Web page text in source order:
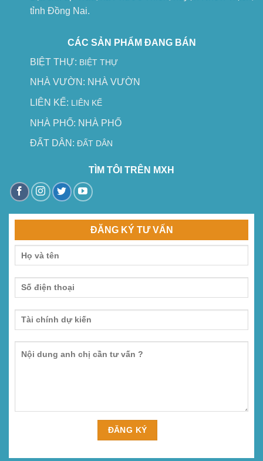
tỉnh Đồng Nai.
CÁC SẢN PHẨM ĐANG BÁN
BIỆT THỰ: BIỆT THỰ
NHÀ VƯỜN: NHÀ VƯỜN
LIÊN KẾ: LIÊN KẾ
NHÀ PHỐ: NHÀ PHỐ
ĐẤT DÂN: ĐẤT DÂN
TÌM TÔI TRÊN MXH
ĐĂNG KÝ TƯ VẤN